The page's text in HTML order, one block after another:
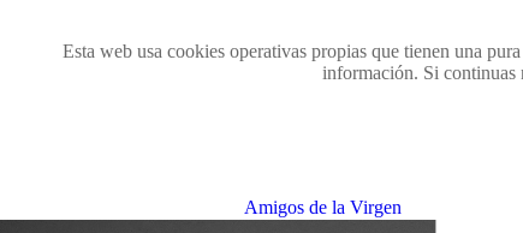
Esta web usa cookies operativas propias que tienen una
información. Si continuas
Amigos de la Virgen